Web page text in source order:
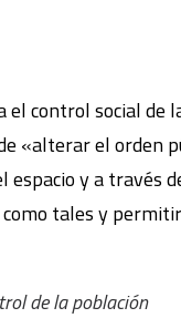
control social de
«alterar el orden
y a través
tales y
de la población